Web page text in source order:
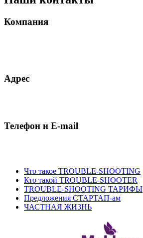
Компания
Адрес
Телефон и E-mail
Что такое TROUBLE-SHOOTING
Кто такой TROUBLE-SHOOTER
TROUBLE-SHOOTING ТАРИФЫ
Предложения СТАРТАП-ам
ЧАСТНАЯ ЖИЗНЬ